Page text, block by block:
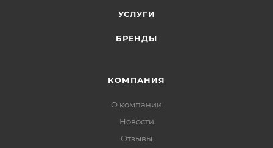
УСЛУГИ
БРЕНДЫ
КОМПАНИЯ
О компании
Новости
Отзывы